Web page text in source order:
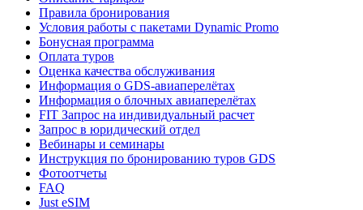
Правила бронирования
Условия работы с пакетами Dynamic Promo
Бонусная программа
Оплата туров
Оценка качества обслуживания
Информация о GDS-авиаперелётах
Информация о блочных авиаперелётах
FIT Запрос на индивидуальный расчет
Запрос в юридический отдел
Вебинары и семинары
Инструкция по бронированию туров GDS
Фотоотчеты
FAQ
Just eSIM